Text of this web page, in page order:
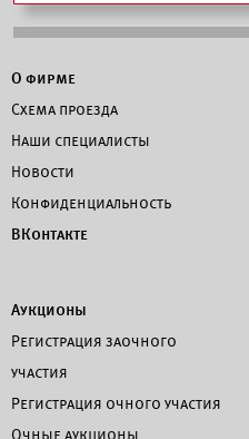
О фирме
Схема проезда
Наши специалисты
Новости
Конфиденциальность
ВКонтакте
Аукционы
Регистрация заочного
участия
Регистрация очного участия
Очные аукционы.